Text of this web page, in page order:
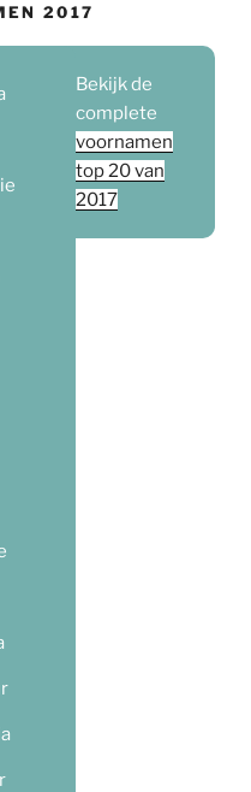
2017
Bekijk de
complete
voornamen
top 20 van
2017